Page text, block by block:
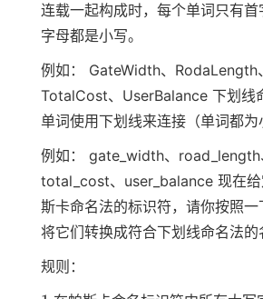
连载一起构成时，每个单词只有
字母都是小写。
例如： GateWidth、RodaLength
TotalCost、UserBalance 下划线
单词使用下划线来连接（单词都为
例如： gate_width、road_length
total_cost、user_balance 现在给
斯卡命名法的标识符，请你按照
将它们转换成符合下划线命名法的
规则：